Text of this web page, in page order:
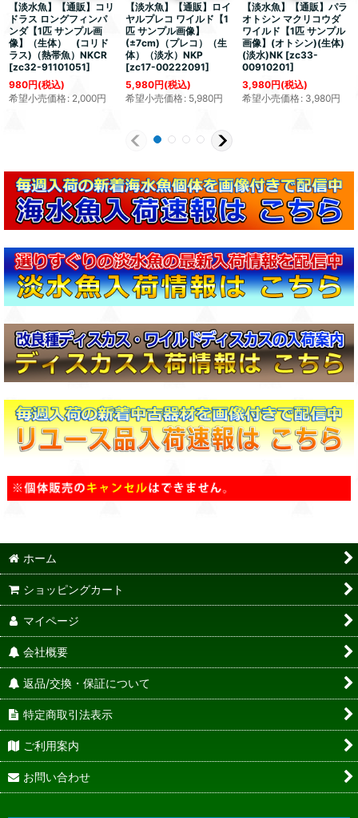
【淡水魚】【通販】コリ
ドラス ロングフィンパ
ンダ【1匹 サンプル画
像】（生体） (コリド
ラス)（熱帯魚）NKCR
[zc32-91101051]
980円(税込)
希望小売価格: 2,000円
【淡水魚】【通販】ロイ
ヤルプレコ ワイルド【1
匹 サンプル画像】
(±7cm)（プレコ）（生
体）（淡水）NKP
[zc17-00222091]
5,980円(税込)
希望小売価格: 5,980円
【淡水魚】【通販】パラ
オトシン マクリコウダ
ワイルド【1匹 サンプル
画像】(オトシン)(生体)
(淡水)NK [zc33-
00910201]
3,980円(税込)
希望小売価格: 3,980円
ホーム
ショッピングカート
マイページ
会社概要
返品/交換・保証について
特定商取引法表示
ご利用案内
お問い合わせ